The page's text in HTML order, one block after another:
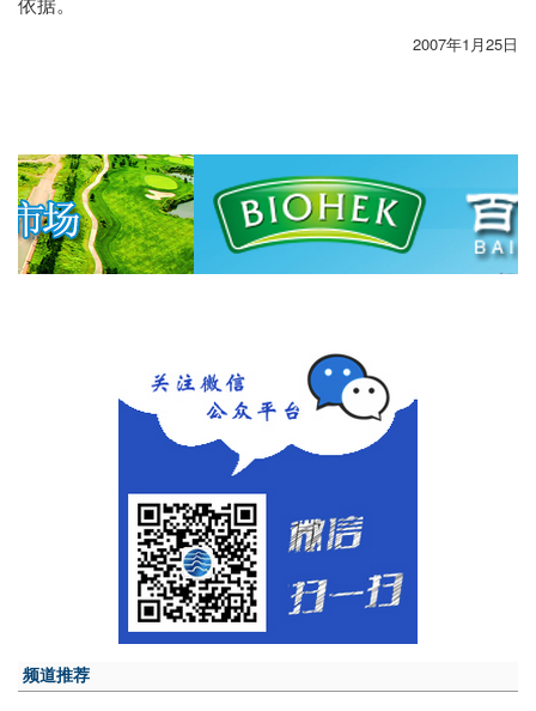
2007年1月25日
频道推荐